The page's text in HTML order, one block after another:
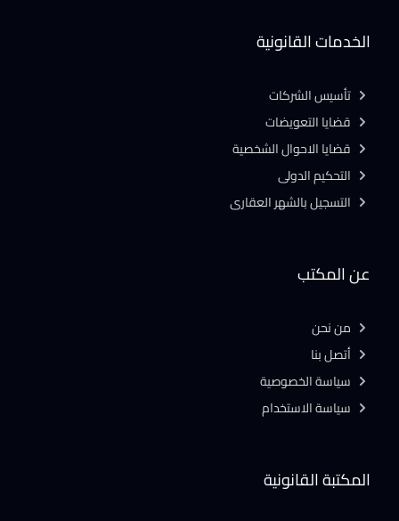
المكتبة القانونية
عن المكتب
من نحن
أتصل بنا
سياسة الخصوصية
سياسة الاستخدام
الخدمات القانونية
تأسيس الشركات
قضايا التعويضات
قضايا الاحوال الشخصية
التحكيم الدولى
التسجيل بالشهر العقارى